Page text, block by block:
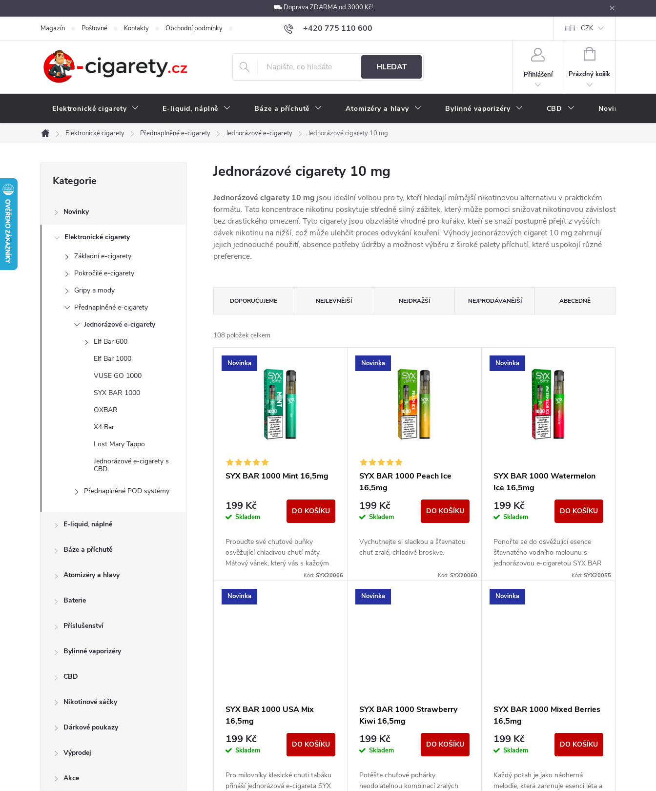
na
⛟ Doprava ZDARMA od 3000 Kč!
+420 775 110 600
obchod@e-cigarety.cz
Magazín Poštovné Kontakty Obchodní podmínky Podmínky ochrany osobních údajů Velkoobchod Vše o e-kouření Nákupní rádce
CZK
HLEDAT
Přihlášení
NÁKUPNÍ
Prázdný košík
Elektronické cigarety E-liquid, náplně Báze a příchutě Atomizéry a hlavy Bylinné vaporizéry CBD Novinky
Domů
Elektronické cigarety Přednaplněné e-cigarety Jednorázové e-cigarety Jednorázové cigarety 10 mg
s
kategorie
Kategorie
Novinky
Elektronické cigarety
Základní e-cigarety
Pokročilé e-cigarety
Gripy a mody
Přednaplněné e-cigarety
Jednorázové e-cigarety
Elf Bar 600
Elf Bar 1000
VUSE GO 1000
SYX BAR 1000
OXBAR
X4 Bar
Lost Mary Tappo
Jednorázové e-cigarety s
CBD
Přednaplněné POD systémy
E-liquid, náplně
Báze a příchutě
Atomizéry a hlavy
Baterie
Příslušenství
Bylinné vaporizéry
CBD
Nikotinové sáčky
Dárkové poukazy
Výprodej
Akce
Jednorázové cigarety 10 mg
Jednorázové cigarety 10 mg jsou ideální volbou pro ty, kteří hledají mírnější nikotinovou alternativu v praktickém
formátu. Tato koncentrace nikotinu poskytuje středně silný zážitek, který může pomoci snižovat nikotinovou závislost
bez drastického omezení. Tyto cigarety jsou obzvláště vhodné pro kuřáky, kteří se snaží postupně přejít z vyšších
dávek nikotinu na nižší, což může ulehčit proces odvykání kouření. Výhody jednorázových cigaret 10 mg zahrnují
jejich jednoduché použití, absence potřeby údržby a možnost výběru z široké palety příchutí, které uspokojí různé
preference.
a
z
e
DOPORUČUJEME NEJLEVNĚJŠÍ NEJDRAŽŠÍ NEJPRODÁVANĚJŠÍ ABECEDNĚ
108 položek celkem
V
u
k
Novinka
SYX BAR 1000 Mint 16,5mg
199 Kč
Skladem
DO KOŠÍKU
Probuďte své chuťové buňky
osvěžující chladivou chutí máty.
Mátový vánek, který vás s každým
Kód:SYX20066
Novinka
SYX BAR 1000 Peach Ice
16,5mg
199 Kč
Skladem
DO KOŠÍKU
Vychutnejte si sladkou a šťavnatou
chuť zralé, chladivé broskve.
Kód: SYX20060
Novinka
SYX BAR 1000 Watermelon
Ice 16,5mg
199 Kč
Skladem
DO KOŠÍKU
Ponořte se do osvěžující esence
šťavnatého vodního melounu s
jednorázovou e-cigaretou SYX BAR
Kód: SYX20055
Novinka
SYX BAR 1000 USA Mix
16,5mg
199 Kč
Skladem
DO KOŠÍKU
Pro milovníky klasické chuti tabáku
přináší jednorázová e-cigareta SYX
Novinka
SYX BAR 1000 Strawberry
Kiwi 16,5mg
199 Kč
Skladem
DO KOŠÍKU
Potěšte chuťové pohárky
neodolatelnou kombinací zralých
Novinka
SYX BAR 1000 Mixed Berries
16,5mg
199 Kč
Skladem
DO KOŠÍKU
Každý potah je jako nádherná
melodie, která zahrnuje esenci léta a